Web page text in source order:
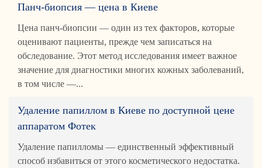
Панч-биопсия — цена в Киеве
Цена панч-биопсии — один из тех факторов, которые
оценивают пациенты, прежде чем записаться на
обследование. Этот метод исследования имеет важное
значение для диагностики многих кожных заболеваний,
в том числе —...
Удаление папиллом в Киеве по доступной цене
аппаратом Фотек
Удаление папилломы — единственный эффективный
способ избавиться от этого косметического недостатка.